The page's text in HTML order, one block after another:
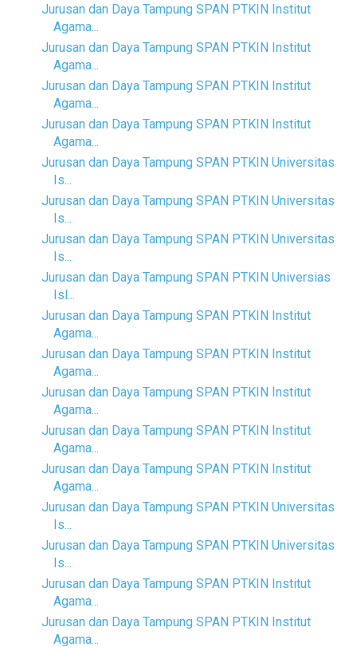
Jurusan dan Daya Tampung SPAN PTKIN Institut
Agama...
Jurusan dan Daya Tampung SPAN PTKIN Institut
Agama...
Jurusan dan Daya Tampung SPAN PTKIN Institut
Agama...
Jurusan dan Daya Tampung SPAN PTKIN Institut
Agama...
Jurusan dan Daya Tampung SPAN PTKIN Universitas
Is...
Jurusan dan Daya Tampung SPAN PTKIN Universitas
Is...
Jurusan dan Daya Tampung SPAN PTKIN Universitas
Is...
Jurusan dan Daya Tampung SPAN PTKIN Universias
Isl...
Jurusan dan Daya Tampung SPAN PTKIN Institut
Agama...
Jurusan dan Daya Tampung SPAN PTKIN Institut
Agama...
Jurusan dan Daya Tampung SPAN PTKIN Institut
Agama...
Jurusan dan Daya Tampung SPAN PTKIN Institut
Agama...
Jurusan dan Daya Tampung SPAN PTKIN Institut
Agama...
Jurusan dan Daya Tampung SPAN PTKIN Universitas
Is...
Jurusan dan Daya Tampung SPAN PTKIN Universitas
Is...
Jurusan dan Daya Tampung SPAN PTKIN Institut
Agama...
Jurusan dan Daya Tampung SPAN PTKIN Institut
Agama...